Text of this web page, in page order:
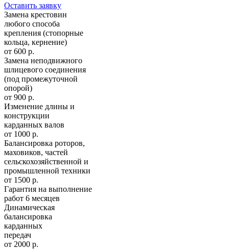
Оставить заявку
Замена крестовин
любого способа
крепления (стопорные
кольца, кернение)
от 600 р.
Замена неподвижного
шлицевого соединения
(под промежуточной
опорой)
от 900 р.
Изменение длины и
конструкции
карданных валов
от 1000 р.
Балансировка роторов,
маховиков, частей
сельскохозяйственной и
промышленной техники
от 1500 р.
Гарантия на выполнение
работ 6 месяцев
Динамическая
балансировка
карданных
передач
от 2000 р.